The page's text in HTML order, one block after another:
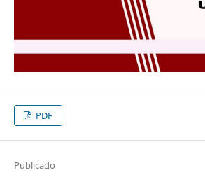
PDF
Publicado